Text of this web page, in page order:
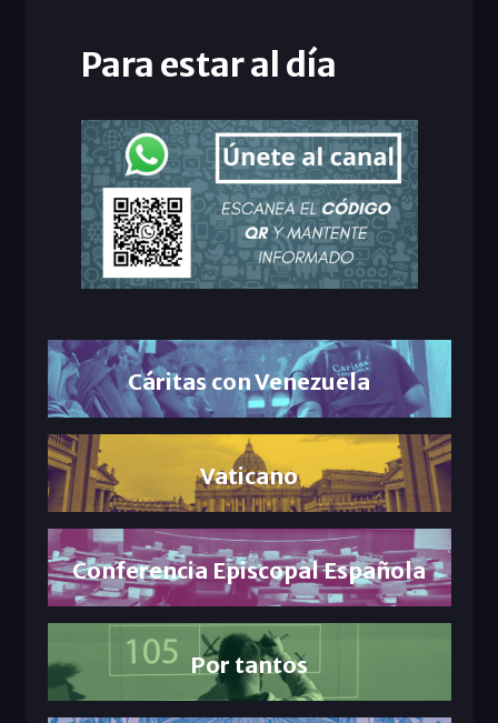
Para estar al día
Cáritas con Venezuela
Vaticano
Conferencia Episcopal Española
Por tantos